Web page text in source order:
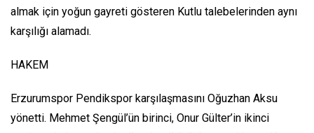
almak için yoğun gayreti gösteren Kutlu talebelerinden aynı
karşılığı alamadı.
HAKEM
Erzurumspor Pendikspor karşılaşmasını Oğuzhan Aksu
yönetti. Mehmet Şengül’ün birinci, Onur Gülter’in ikinci